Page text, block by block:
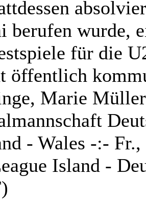
berufen wurde,
für die
öffentlich
Marie
- Wales -:-
Island -